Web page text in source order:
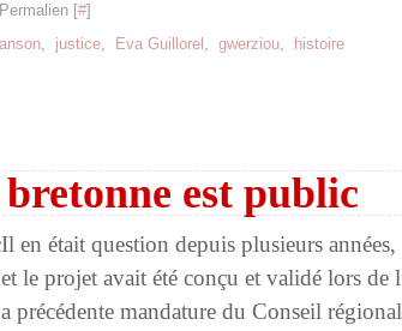
[#]
, justice, Eva Guillorel , gwerziou,
histoire
est public
Il en était question depuis plusieurs années,
et le projet avait été conçu et validé lors de l
a précédente mandature du Conseil régional